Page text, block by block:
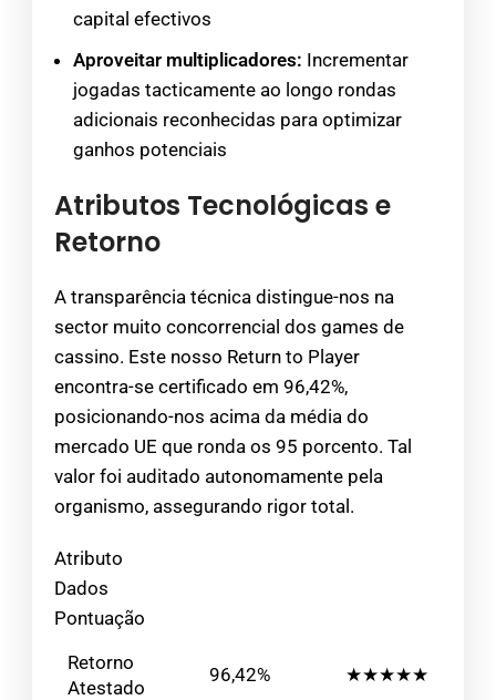
capital efectivos
Aproveitar multiplicadores: Incrementar
jogadas tacticamente ao longo rondas
adicionais reconhecidas para optimizar
ganhos potenciais
Atributos Tecnológicas e
Retorno
A transparência técnica distingue-nos na
sector muito concorrencial dos games de
cassino. Este nosso Return to Player
encontra-se certificado em 96,42%,
posicionando-nos acima da média do
mercado UE que ronda os 95 porcento. Tal
valor foi auditado autonomamente pela
organismo, assegurando rigor total.
Atributo
Dados
Pontuação
Retorno
Atestado
96,42% ★★★★★